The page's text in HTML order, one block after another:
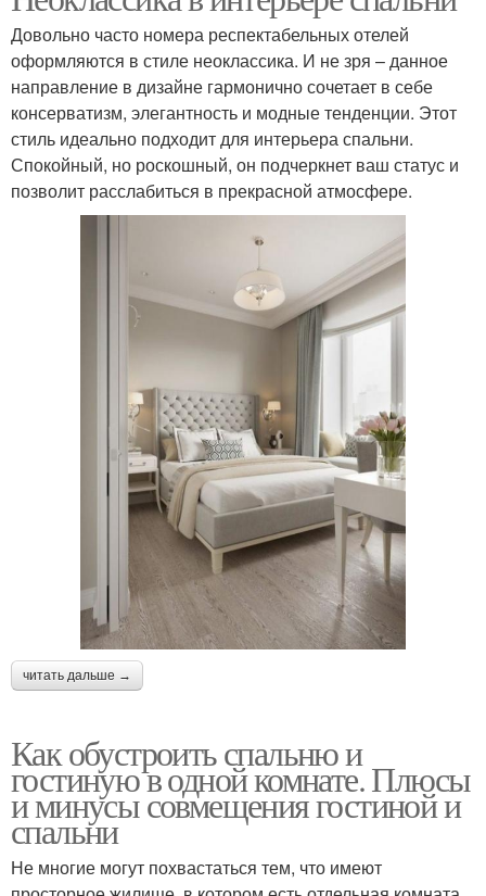
Довольно часто номера респектабельных отелей
оформляются в стиле неоклассика. И не зря – данное
направление в дизайне гармонично сочетает в себе
консерватизм, элегантность и модные тенденции. Этот
стиль идеально подходит для интерьера спальни.
Спокойный, но роскошный, он подчеркнет ваш статус и
позволит расслабиться в прекрасной атмосфере.
читать дальше →
Как обустроить спальню и
гостиную в одной комнате. Плюсы
и минусы совмещения гостиной и
спальни
Не многие могут похвастаться тем, что имеют